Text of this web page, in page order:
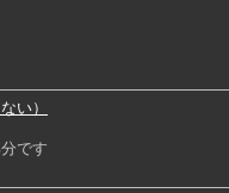
い）
です